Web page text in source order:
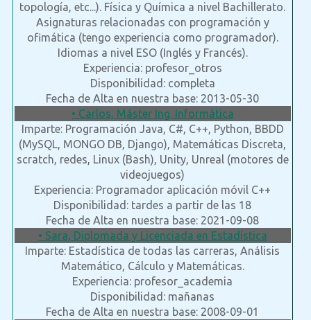
topología, etc...). Física y Química a nivel Bachillerato.
Asignaturas relacionadas con programación y
ofimática (tengo experiencia como programador).
Idiomas a nivel ESO (Inglés y Francés).
Experiencia: profesor_otros
Disponibilidad: completa
Fecha de Alta en nuestra base: 2013-05-30
• Carlos, Máster Ing. Informática
Imparte: Programación Java, C#, C++, Python, BBDD
(MySQL, MONGO DB, Django), Matemáticas Discreta,
scratch, redes, Linux (Bash), Unity, Unreal (motores de
videojuegos)
Experiencia: Programador aplicación móvil C++
Disponibilidad: tardes a partir de las 18
Fecha de Alta en nuestra base: 2021-09-08
• Sara, Diplomada y Licenciada en Estadística
Imparte: Estadística de todas las carreras, Análisis
Matemático, Cálculo y Matemáticas.
Experiencia: profesor_academia
Disponibilidad: mañanas
Fecha de Alta en nuestra base: 2008-09-01